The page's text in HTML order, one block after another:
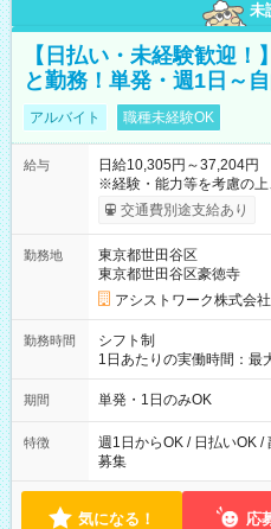
未
【日払い・未経験歓迎
と勤務！単発・週1日～
アルバイト 職種未経験OK
給与
日給10,305円～37,204円
※経験・能力等を考慮の上、加
間】試用期間なし
交通費別途支給あり
勤務地
東京都世田谷区
東京都世田谷区豪徳寺
アシストワーク株式会社
勤務時間
シフト制
1日あたりの実働時間：最
勤務 勤務：月・水・金 休み：火・
可能です！ ※1日あたりの最大実働時間は日勤、夜勤共に勤務し
期間 単発・1日のみOK
特徴
週1日からOK / 日払いOK /
募集
気になる！ 応